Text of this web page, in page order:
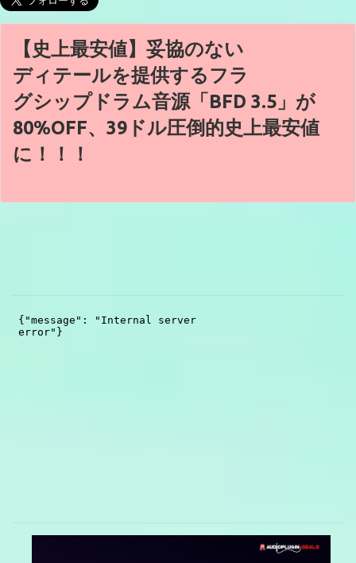
【史上最安値】妥協のない
ディテールを提供するフラ
グシップドラム音源「BFD 3.5」が
80%OFF、39ドル圧倒的史上最安値
に！！！